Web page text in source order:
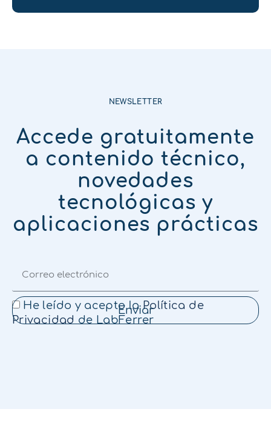
NEWSLETTER
Accede gratuitamente
a contenido técnico,
novedades
tecnológicas y
aplicaciones prácticas
He leído y acepto laPolítica de
Privacidad de LabFerrer
Enviar